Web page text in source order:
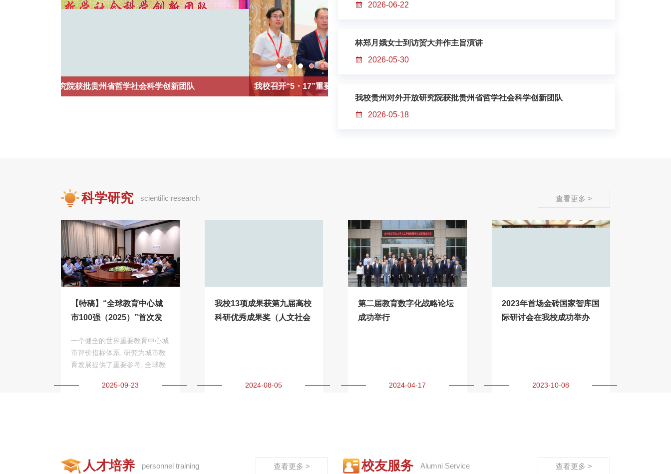
我校召开“5・17”重要讲话发表十周年暨自主知识体系构建研讨会
2026-06-22
林郑月娥女士到访贸大并作主旨演讲
2026-05-30
我校贵州对外开放研究院获批贵州省哲学社会科学创新团队
2026-05-18
查看更多 >
科学研究 scientific research
【特稿】“全球教育中心城
市100强（2025）”首次发
一个健全的世界重要教育中心城
市评价指标体系, 研究为城市教
育发展提供了重要参考, 全球教
2025-09-23
我校13项成果获第九届高校
科研优秀成果奖（人文社会
2024-08-05
第二届教育数字化战略论坛
成功举行
2024-04-17
2023年首场金砖国家智库国
际研讨会在我校成功举办
2023-10-08
查看更多 >
人才培养 personnel training 查看更多 >
校友服务 Alumni Service